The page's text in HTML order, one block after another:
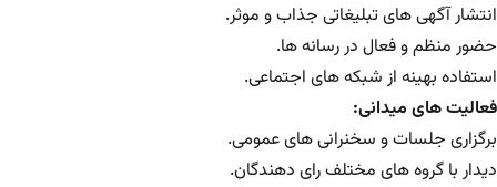
انتشار آگهی های تبلیغاتی جذاب و موثر.
حضور منظم و فعال در رسانه ها.
استفاده بهینه از شبکه های اجتماعی.
فعالیت های میدانی:
برگزاری جلسات و سخنرانی های عمومی.
دیدار با گروه های مختلف رای دهندگان.